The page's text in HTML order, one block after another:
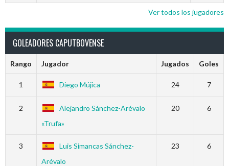
Ver todos los jugadores
GOLEADORES CAPUTBOVENSE
Rango Jugador Jugados Goles
1 Diego Mújica 24 7
2
Alejandro Sánchez-Arévalo
«Trufa»
20 6
3
Luis Simancas Sánchez-
Arévalo
23 6